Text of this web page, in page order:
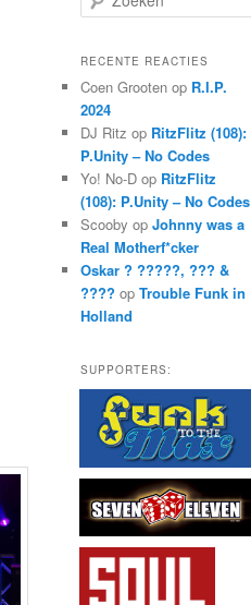
o
k
n
RECENTE REACTIES
Coen Grooten op R.I.P.
2024
DJ Ritz op RitzFlitz (108):
P.Unity – No Codes
Yo! No-D op RitzFlitz
(108): P.Unity – No Codes
Scooby opJohnny was a
Real Motherf*cker
Oskar ? ?????, ??? &
???? opTrouble Funk in
Holland
SUPPORTERS: